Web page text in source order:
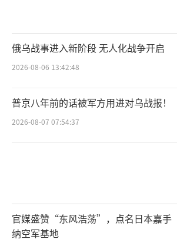
胀速度，财政支出不断增多，
势。在这种情况下，如何确保
加防卫费也成为亟待解决的课
包括应对少子化老龄化、确保
可持续性、出台支撑增长的能
才投资、打造与外国人的“共
绝不能仅以人气论英雄。（责任
2）
俄乌战事进入新阶段 无人化战争开启
2026-08-06 13:42:48
普京八年前的话被军方用进对乌战报！
2026-08-07 07:54:37
官媒盛赞“东风浩荡”，点名日本嘉手
纳空军基地